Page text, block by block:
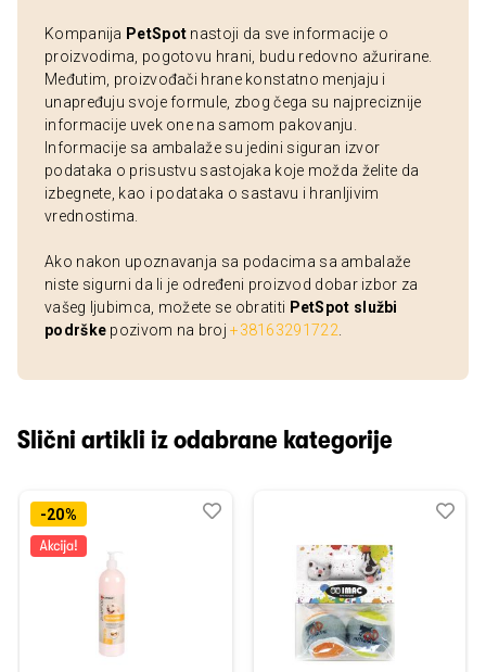
Kompanija PetSpot nastoji da sve informacije o
proizvodima, pogotovu hrani, budu redovno ažurirane.
Međutim, proizvođači hrane konstatno menjaju i
unapređuju svoje formule, zbog čega su najpreciznije
informacije uvek one na samom pakovanju.
Informacije sa ambalaže su jedini siguran izvor
podataka o prisustvu sastojaka koje možda želite da
izbegnete, kao i podataka o sastavu i hranljivim
vrednostima.
Ako nakon upoznavanja sa podacima sa ambalaže
niste sigurni da li je određeni proizvod dobar izbor za
vašeg ljubimca, možete se obratiti PetSpot službi
podrške pozivom na broj+38163291722
Slični artikli iz odabrane kategorije
-20%
Dodaj
Uporedi